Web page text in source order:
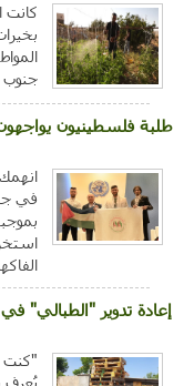
كانت
جنوب
طلبة فلسطينيون
في
إعادة تدوير "الطبالي"
"كنت